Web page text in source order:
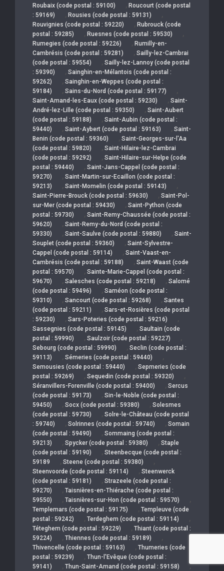
Roubaix (code postal : 59100) , Roucourt (code postal
: 59169)
, Rousies (code postal : 59131) ,
Rouvignies (code postal : 59220) , Rubrouck (code
postal : 59285)
, Ruesnes (code postal : 59530) ,
Rumegies (code postal : 59226) , Rumilly-en-
Cambrésis (code postal : 59281)
, Sailly-lez-Cambrai
(code postal : 59554)
, Sailly-lez-Lannoy (code postal
: 59390)
, Sainghin-en-Mélantois (code postal :
59262)
, Sainghin-en-Weppes (code postal :
59184)
, Sains-du-Nord (code postal : 59177) ,
Saint-Amand-les-Eaux (code postal : 59230) , Saint-
André-lez-Lille (code postal : 59350)
, Saint-Aubert
(code postal : 59188)
, Saint-Aubin (code postal :
59440)
, Saint-Aybert (code postal : 59163) , Saint-
Benin (code postal : 59360)
, Saint-Georges-sur-l'Aa
(code postal : 59820)
, Saint-Hilaire-lez-Cambrai
(code postal : 59292)
, Saint-Hilaire-sur-Helpe (code
postal : 59440)
, Saint-Jans-Cappel (code postal :
59270)
, Saint-Martin-sur-Ecaillon (code postal :
59213)
, Saint-Momelin (code postal : 59143) ,
Saint-Pierre-Brouck (code postal : 59630) , Saint-Pol-
sur-Mer (code postal : 59430)
, Saint-Python (code
postal : 59730)
, Saint-Remy-Chaussée (code postal :
59620)
, Saint-Remy-du-Nord (code postal :
59330)
, Saint-Saulve (code postal : 59880) , Saint-
Souplet (code postal : 59360)
, Saint-Sylvestre-
Cappel (code postal : 59114)
, Saint-Vaast-en-
Cambrésis (code postal : 59188)
, Saint-Waast (code
postal : 59570)
, Sainte-Marie-Cappel (code postal :
59670)
, Salesches (code postal : 59218) , Salomé
(code postal : 59496)
, Saméon (code postal :
59310)
, Sancourt (code postal : 59268) , Santes
(code postal : 59211)
, Sars-et-Rosières (code postal
: 59230)
, Sars-Poteries (code postal : 59216) ,
Sassegnies (code postal : 59145) , Saultain (code
postal : 59990)
, Saulzoir (code postal : 59227) ,
Sebourg (code postal : 59990) , Seclin (code postal :
59113)
, Sémeries (code postal : 59440) ,
Semousies (code postal : 59440) , Sepmeries (code
postal : 59269)
, Sequedin (code postal : 59320) ,
Séranvillers-Forenville (code postal : 59400) , Sercus
(code postal : 59173)
, Sin-le-Noble (code postal :
59450)
, Socx (code postal : 59380) , Solesmes
(code postal : 59730)
, Solre-le-Château (code postal
: 59740)
, Solrinnes (code postal : 59740) , Somain
(code postal : 59490)
, Sommaing (code postal :
59213)
, Spycker (code postal : 59380) , Staple
(code postal : 59190)
, Steenbecque (code postal :
59189
, Steene (code postal : 59380) ,
Steenvoorde (code postal : 59114) , Steenwerck
(code postal : 59181)
, Strazeele (code postal :
59270)
, Taisnières-en-Thiérache (code postal :
59550)
, Taisnières-sur-Hon (code postal : 59570) ,
Templemars (code postal : 59175) , Templeuve (code
postal : 59242)
, Terdeghem (code postal : 59114) ,
Téteghem (code postal : 59229) , Thiant (code postal :
59224)
, Thiennes (code postal : 59189) ,
Thivencelle (code postal : 59163) , Thumeries (code
postal : 59239)
, Thun-l'Evêque (code postal :
59141)
, Thun-Saint-Amand (code postal : 59158) ,